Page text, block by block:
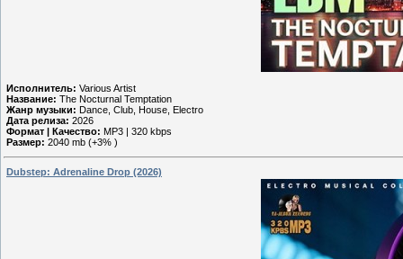
Исполнитель: Various Artist
Название: The Nocturnal Temptation
Жанр музыки: Dance, Club, House, Electro
Дата релиза: 2026
Формат | Качество: MP3 | 320 kbps
Размер: 2040 mb (+3% )
Dubstep: Adrenaline Drop (2026)